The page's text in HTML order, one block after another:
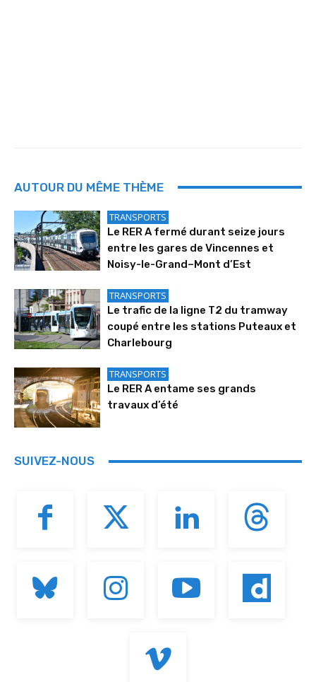
AUTOUR DU MÊME THÈME
TRANSPORTS
Le RER A fermé durant seize jours
entre les gares de Vincennes et
Noisy-le-Grand–Mont d’Est
TRANSPORTS
Le trafic de la ligne T2 du tramway
coupé entre les stations Puteaux et
Charlebourg
TRANSPORTS
Le RER A entame ses grands
travaux d’été
SUIVEZ-NOUS